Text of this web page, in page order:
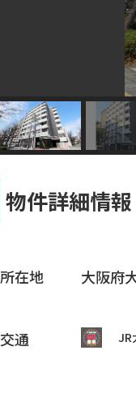
物件詳細情報
所在地 大阪府
交通 JR